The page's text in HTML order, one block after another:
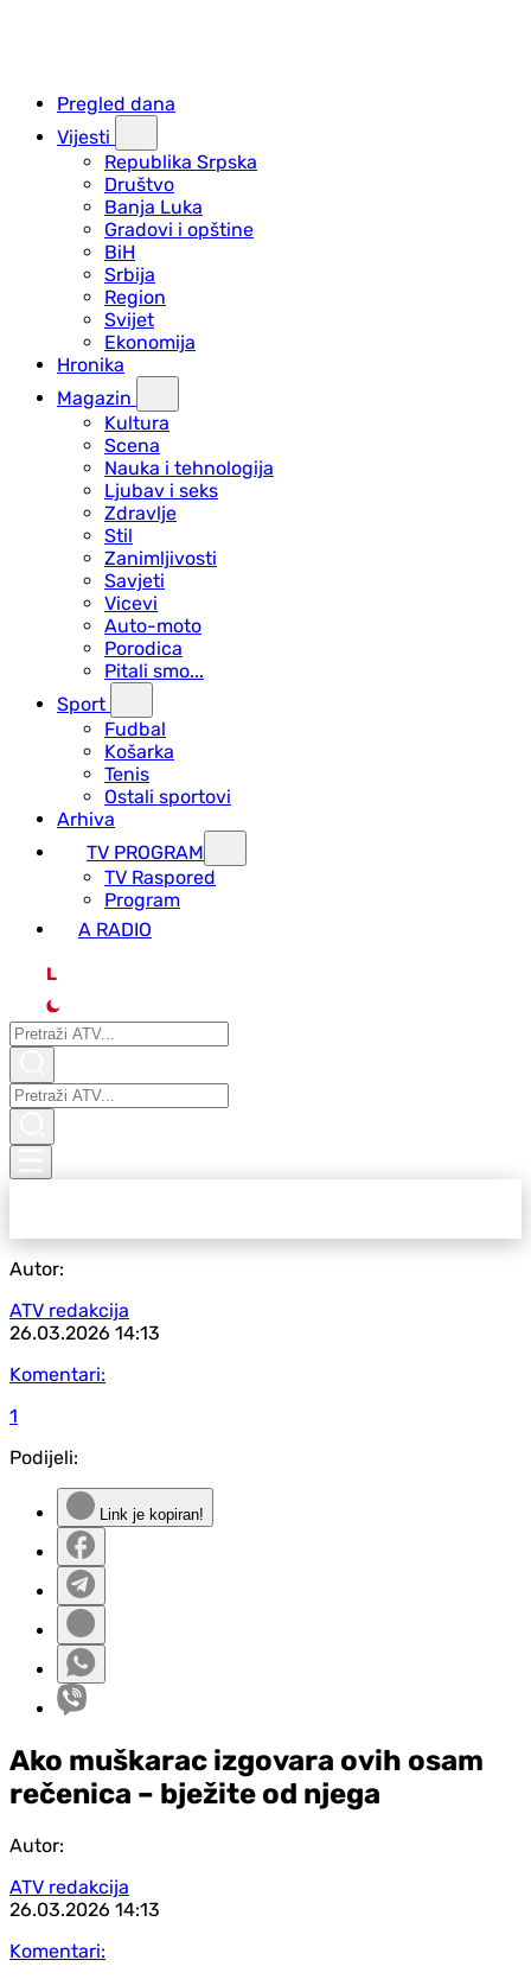
Pregled dana
Vijesti
Republika Srpska
Društvo
Banja Luka
Gradovi i opštine
BiH
Srbija
Region
Svijet
Ekonomija
Hronika
Magazin
Kultura
Scena
Nauka i tehnologija
Ljubav i seks
Zdravlje
Stil
Zanimljivosti
Savjeti
Vicevi
Auto-moto
Porodica
Pitali smo...
Sport
Fudbal
Košarka
Tenis
Ostali sportovi
Arhiva
TV PROGRAM
ТV Raspored
Program
A RADIO
L
Autor:
ATV redakcija
26.03.2026 14:13
Komentari:
1
Podijeli:
Link je kopiran!
Ako muškarac izgovara ovih osam
rečenica – bježite od njega
Autor:
ATV redakcija
26.03.2026 14:13
Komentari: